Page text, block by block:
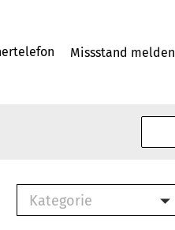
Missstand melden
Kategorie